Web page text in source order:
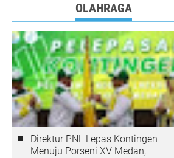
OLAHRAGA
Direktur PNL Lepas Kontingen
Menuju Porseni XV Medan,